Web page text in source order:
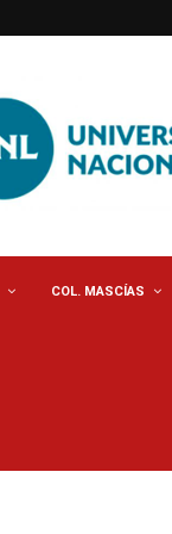
COL. MASCÍAS